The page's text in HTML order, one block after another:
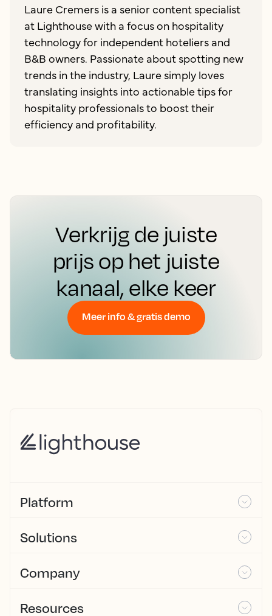
Laure Cremers is a senior content specialist
at Lighthouse with a focus on hospitality
technology for independent hoteliers and
B&B owners. Passionate about spotting new
trends in the industry, Laure simply loves
translating insights into actionable tips for
hospitality professionals to boost their
efficiency and profitability.
Verkrijg de juiste
prijs op het juiste
kanaal, elke keer
Meer info & gratis demo
Platform
Solutions
Company
Resources